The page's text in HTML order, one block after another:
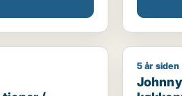
/ kok / tjener /Johnny
5 år siden